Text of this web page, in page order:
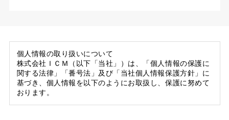
個人情報の取り扱いについて
株式会社ＩＣＭ（以下「当社」）は、「個人情報の保護に
関する法律」「番号法」及び「当社個人情報保護方針」に
基づき、個人情報を以下のようにお取扱し、保護に努めて
おります。